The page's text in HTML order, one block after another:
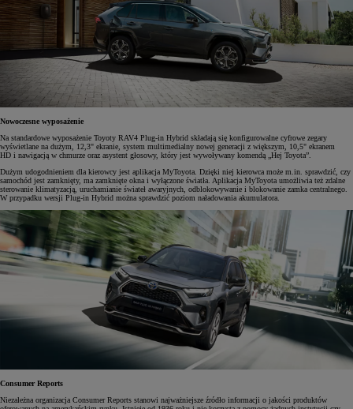
Nowoczesne wyposażenie
Na standardowe wyposażenie Toyoty RAV4 Plug-in Hybrid składają się konfigurowalne cyfrowe zegary
wyświetlane na dużym, 12,3" ekranie, system multimedialny nowej generacji z większym, 10,5" ekranem
HD i nawigacją w chmurze oraz asystent głosowy, który jest wywoływany komendą „Hej Toyota”.
Dużym udogodnieniem dla kierowcy jest aplikacja MyToyota. Dzięki niej kierowca może m.in. sprawdzić, czy
samochód jest zamknięty, ma zamknięte okna i wyłączone światła. Aplikacja MyToyota umożliwia też zdalne
sterowanie klimatyzacją, uruchamianie świateł awaryjnych, odblokowywanie i blokowanie zamka centralnego.
W przypadku wersji Plug-in Hybrid można sprawdzić poziom naładowania akumulatora.
Consumer Reports
Niezależna organizacja Consumer Reports stanowi najważniejsze źródło informacji o jakości produktów